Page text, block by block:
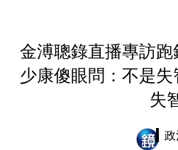
金溥聰錄直播專訪
少康傻眼問：不是
失